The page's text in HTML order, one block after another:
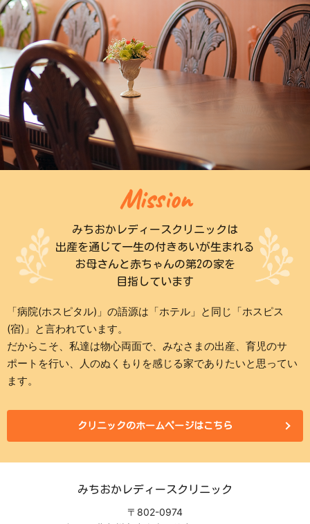
Mission
みちおかレディースクリニックは
出産を通じて一生の付きあいが生まれる
お母さんと赤ちゃんの第2の家を
目指しています
「病院(ホスピタル)」の語源は「ホテル」と同じ「ホスピス
(宿)」と言われています。
だからこそ、私達は物心両面で、みなさまの出産、育児のサ
ポートを行い、人のぬくもりを感じる家でありたいと思ってい
ます。
クリニックのホームページはこちら
みちおかレディースクリニック
〒802-0974